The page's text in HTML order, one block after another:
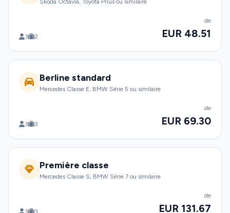
Skoda Octavia, Toyota Prius ou similaire
3 2
de
EUR 48.51
Berline standard
Mercedes Classe E, BMW Série 5 ou similaire
3 3
de
EUR 69.30
Première classe
Mercedes Classe S, BMW Série 7 ou similaire
3 3
de
EUR 131.67